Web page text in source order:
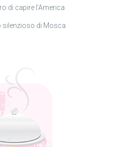
di capire l’America
silenzioso di Mosca